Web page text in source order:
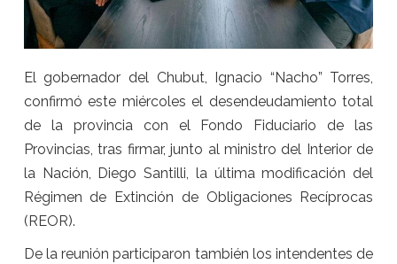
El gobernador del Chubut, Ignacio “Nacho” Torres,
confirmó este miércoles el desendeudamiento total
de la provincia con el Fondo Fiduciario de las
Provincias, tras firmar, junto al ministro del Interior de
la Nación, Diego Santilli, la última modificación del
Régimen de Extinción de Obligaciones Recíprocas
(REOR).
De la reunión participaron también los intendentes de